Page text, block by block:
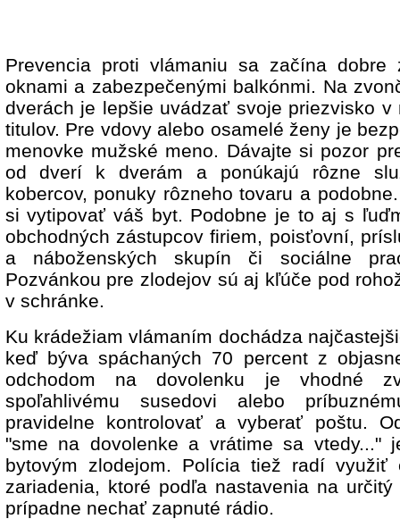
Prevencia proti vlámaniu sa začína dobre
oknami a zabezpečenými balkónmi. Na
dverách je lepšie uvádzať svoje priezvisko
titulov. Pre vdovy alebo osamelé ženy je
menovke mužské meno. Dávajte si pozor
od dverí k dverám a ponúkajú rôzne
kobercov, ponuky rôzneho tovaru a
si vytipovať váš byt. Podobne je to aj s
obchodných zástupcov firiem, poisťovní,
a náboženských skupín či sociálne
Pozvánkou pre zlodejov sú aj kľúče pod
v schránke.
Ku krádežiam vlámaním dochádza
keď býva spáchaných 70 percent z
odchodom na dovolenku je vhodné
spoľahlivému susedovi alebo
pravidelne kontrolovať a vyberať poštu.
"sme na dovolenke a vrátime sa vtedy..."
bytovým zlodejom. Polícia tiež radí využiť
zariadenia, ktoré podľa nastavenia na
prípadne nechať zapnuté rádio.